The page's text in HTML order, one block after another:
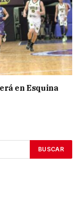
en Esquina